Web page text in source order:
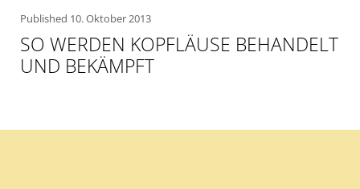
Published 10. Oktober 2013
SO WERDEN KOPFLÄUSE BEHANDELT
UND BEKÄMPFT